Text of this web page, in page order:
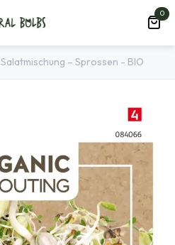
0
Salatmischung – Sprossen - BIO